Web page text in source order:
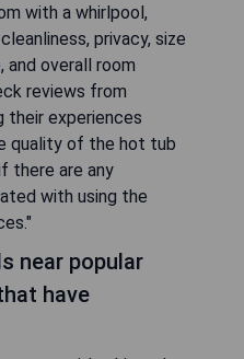
with a whirlpool,
privacy, size
overall room
reviews from
their experiences
quality of the hot tub
there are any
with using the
near popular
have